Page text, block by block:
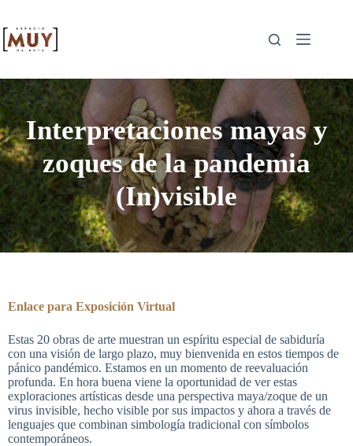
Interpretaciones mayas y
zoques de la pandemia
(In)visible
Enlace para Exposición Virtual
Estas 20 obras de arte muestran un espíritu especial de sabiduría
con una visión de largo plazo, muy bienvenida en estos tiempos de
pánico pandémico. Estamos en un momento de reevaluación
profunda. En hora buena viene la oportunidad de ver estas
exploraciones artísticas desde una perspectiva maya/zoque de un
virus invisible, hecho visible por sus impactos y ahora a través de
lenguajes que combinan simbología tradicional con símbolos
contemporáneos.